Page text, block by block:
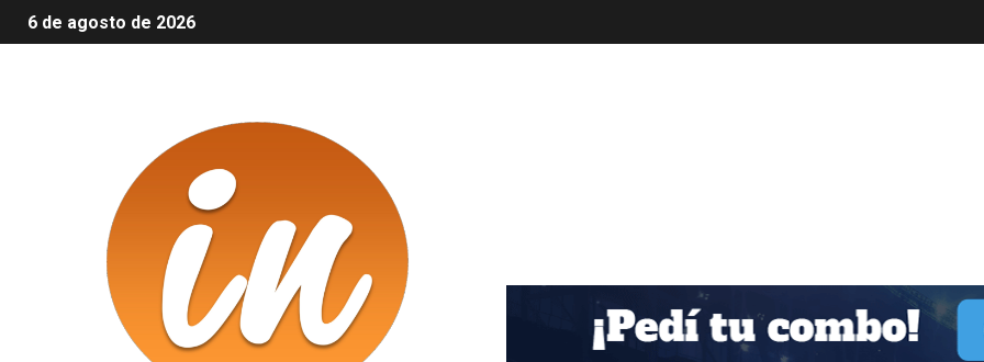
6 de agosto de 2026